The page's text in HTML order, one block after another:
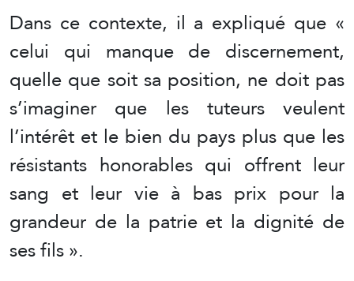
Dans ce contexte, il a expliqué que «
celui qui manque de discernement,
quelle que soit sa position, ne doit pas
s’imaginer que les tuteurs veulent
l’intérêt et le bien du pays plus que les
résistants honorables qui offrent leur
sang et leur vie à bas prix pour la
grandeur de la patrie et la dignité de
ses fils ».